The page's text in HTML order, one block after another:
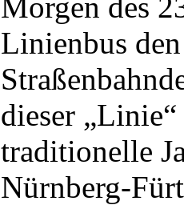
Linienbus
dieser
traditionelle
Nürnberg-